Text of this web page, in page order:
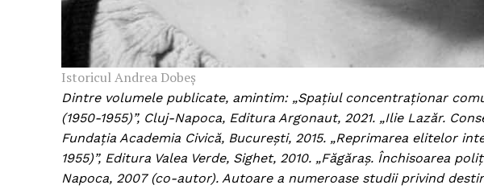
FREEDOM HOUSE
ROMÂNIA
Istoricul Andrea Dobeș
Dintre volumele publicate, amintim: „Spațiul concentraționar
(1950-1955)”, Cluj-Napoca, Editura Argonaut, 2021. „Ilie Lazăr.
Fundația Academia Civică, București, 2015. „Reprimarea elitelor
1955)”, Editura Valea Verde, Sighet, 2010. „Făgăraș. Închisoarea
Napoca, 2007 (co-autor). Autoare a numeroase studii privind